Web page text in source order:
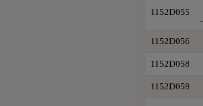
1152D055
1152D056
1152D058
1152D059